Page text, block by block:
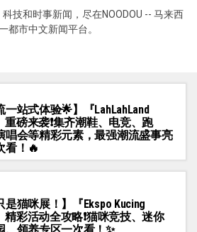
技和时事新闻，尽在NOODOU -- 马来西
都市中文新闻平台。
一站式体验🌟】『LahLahLand
重磅来袭❗集齐潮鞋、电竞、跑
唱会等精彩元素，最强潮流盛事亮
看！🔥
是猫咪展！】『Ekspo Kucing
精彩活动全攻略❗猫咪竞技、迷你